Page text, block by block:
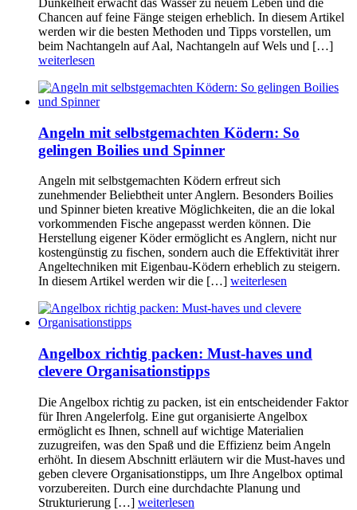
Chancen auf feine Fänge steigen erheblich. In diesem Artikel
werden wir die besten Methoden und Tipps vorstellen, um
beim Nachtangeln auf Aal, Nachtangeln auf Wels und […]
weiterlesen
Angeln mit selbstgemachten Ködern: So
gelingen Boilies und Spinner
Angeln mit selbstgemachten Ködern erfreut sich
zunehmender Beliebtheit unter Anglern. Besonders Boilies
und Spinner bieten kreative Möglichkeiten, die an die lokal
vorkommenden Fische angepasst werden können. Die
Herstellung eigener Köder ermöglicht es Anglern, nicht nur
kostengünstig zu fischen, sondern auch die Effektivität ihrer
Angeltechniken mit Eigenbau-Ködern erheblich zu steigern.
In diesem Artikel werden wir die […] weiterlesen
Angelbox richtig packen: Must-haves und
clevere Organisationstipps
Die Angelbox richtig zu packen, ist ein entscheidender Faktor
für Ihren Angelerfolg. Eine gut organisierte Angelbox
ermöglicht es Ihnen, schnell auf wichtige Materialien
zuzugreifen, was den Spaß und die Effizienz beim Angeln
erhöht. In diesem Abschnitt erläutern wir die Must-haves und
geben clevere Organisationstipps, um Ihre Angelbox optimal
vorzubereiten. Durch eine durchdachte Planung und
Strukturierung […] weiterlesen